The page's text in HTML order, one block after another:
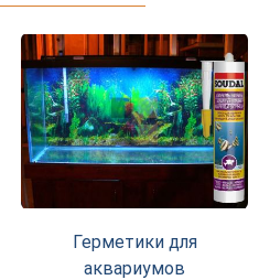
Герметики для
аквариумов